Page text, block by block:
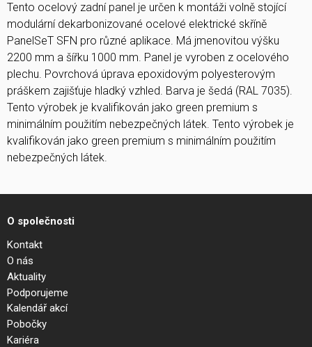
Tento ocelový zadní panel je určen k montáži volně stojící
modulární dekarbonizované ocelové elektrické skříně
PanelSeT SFN pro různé aplikace. Má jmenovitou výšku
2200 mm a šířku 1000 mm. Panel je vyroben z ocelového
plechu. Povrchová úprava epoxidovým polyesterovým
práškem zajišťuje hladký vzhled. Barva je šedá (RAL 7035).
Tento výrobek je kvalifikován jako green premium s
minimálním použitím nebezpečných látek. Tento výrobek je
kvalifikován jako green premium s minimálním použitím
nebezpečných látek.
O společnosti
Kontakt
O nás
Aktuality
Podporujeme
Kalendář akcí
Pobočky
Kariéra